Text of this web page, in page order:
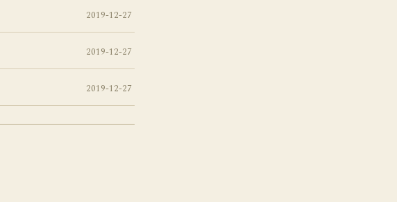
2019-12-27
2019-12-27
2019-12-27